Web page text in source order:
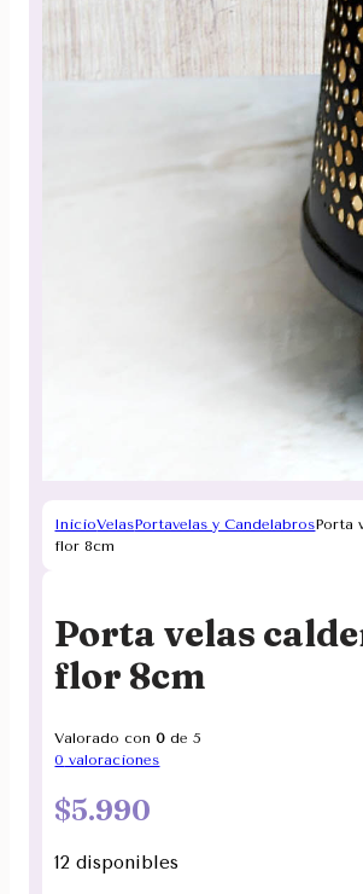
InicioVelasPortavelas y CandelabrosPorta
flor 8cm
Porta velas
flor 8cm
Valorado con0 de 5
0 valoraciones
$5.990
12 disponibles